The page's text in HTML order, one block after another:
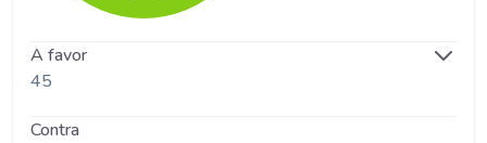
A favor
45
Contra